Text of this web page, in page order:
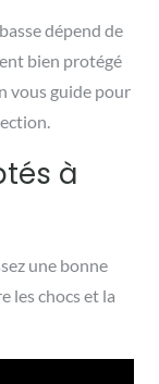
dépend de
bien protégé
vous guide pour
à
une bonne
les chocs et la